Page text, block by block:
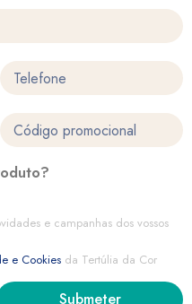
e campanhas dos vossos
e Cookies da Tertúlia da Cor